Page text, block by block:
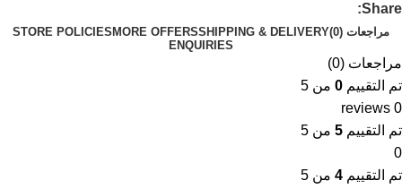
Share:
مراجعات (0) SHIPPING & DELIVERY
MORE OFFERS
STORE POLICIES
ENQUIRIES
مراجعات (0)
تم التقييم 0 من 5
0 reviews
تم التقييم 5 من 5
0
تم التقييم 4 من 5